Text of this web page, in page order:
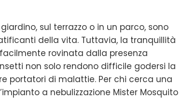
sul terrazzo o in un parco, sono
della vita. Tuttavia, la tranquillità
rovinata dalla presenza
non solo rendono difficile godersi la
portatori di malattie. Per chi cerca una
a nebulizzazione Mister Mosquito